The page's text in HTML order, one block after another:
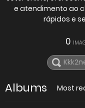
e atendimento ao
rápidos e
0
Albums Most